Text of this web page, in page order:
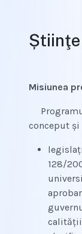
Misiunea
Programul
conceput
128/
calităţii